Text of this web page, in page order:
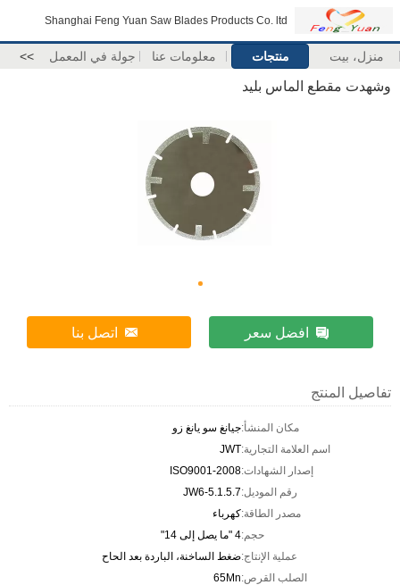
Shanghai Feng Yuan Saw Blades Products Co. ltd
منزل، بيت منتجات معلومات عنا جولة في المعمل >>
وشهدت مقطع الماس بليد
افضل سعر اتصل بنا
تفاصيل المنتج
مكان المنشأ:جيانغ سو يانغ زو
اسم العلامة التجارية:JWT
إصدار الشهادات:ISO9001-2008
رقم الموديل:JW6-5.1.5.7
مصدر الطاقة:كهرباء
حجم:4 "ما يصل إلى 14"
عملية الإنتاج:ضغط الساخنة، الباردة بعد الحاح
الصلب القرص:65Mn